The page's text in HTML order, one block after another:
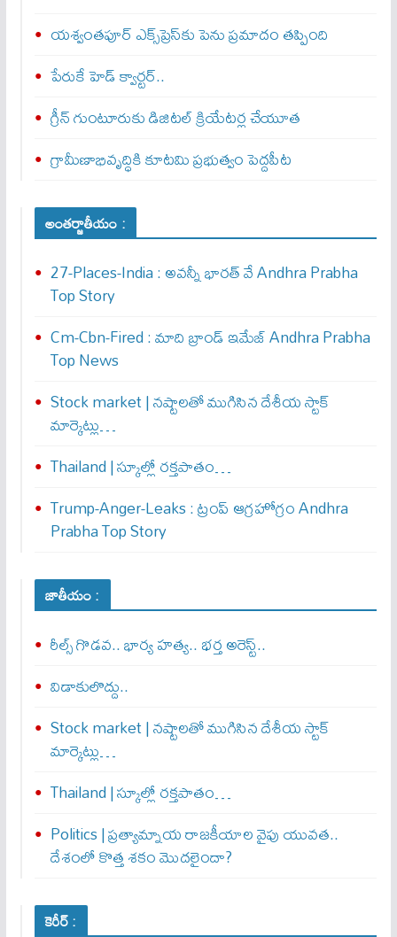
యశ్వంతపూర్ ఎక్స్‌ప్రెస్‌కు పెను ప్రమాదం తప్పింది
పేరుకే హెడ్ క్వార్టర్..
గ్రీన్ గుంటూరుకు డిజిటల్ క్రియేటర్ల చేయూత
గ్రామీణాభివృద్ధికి కూటమి ప్రభుత్వం పెద్దపీట
అంతర్జాతీయం :
27-Places-India : అవ‌న్నీ భార‌త్ వే Andhra Prabha
Top Story
Cm-Cbn-Fired : మాది బ్రాండ్ ఇమేజ్ Andhra Prabha
Top News
Stock market | నష్టాలతో ముగిసిన దేశీయ స్టాక్
మార్కెట్లు…
Thailand | స్కూల్లో రక్తపాతం…
Trump-Anger-Leaks : ట్రంప్ ఆగ్ర‌హోగ్రం Andhra
Prabha Top Story
జాతీయం :
రీల్స్ గొడవ.. భార్య హత్య.. భర్త అరెస్ట్..
విడాకులొద్దు..
Stock market | నష్టాలతో ముగిసిన దేశీయ స్టాక్
మార్కెట్లు…
Thailand | స్కూల్లో రక్తపాతం…
Politics | ప్రత్యామ్నాయ రాజకీయాల వైపు యువత..
దేశంలో కొత్త శకం మొదలైందా?
కెరీర్ :